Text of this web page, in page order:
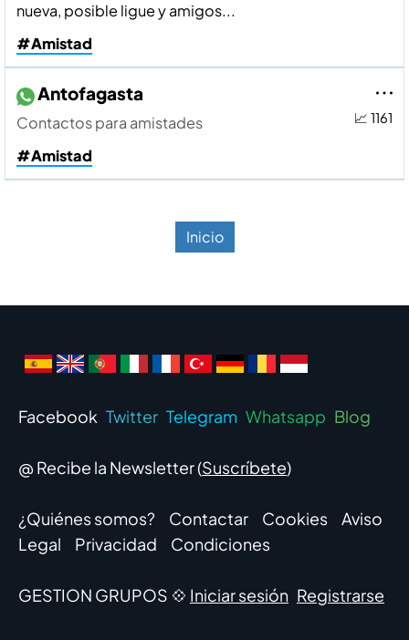
nueva, posible ligue y amigos...
#Amistad
📈 1161
Antofagasta
Contactos para amistades
#Amistad
Inicio
Facebook Twitter Telegram Whatsapp Blog
@ Recibe la Newsletter (Suscríbete)
¿Quiénes somos? Contactar Cookies
Aviso
Legal
Privacidad Condiciones
GESTION GRUPOS 💠 Iniciar sesión Registrarse